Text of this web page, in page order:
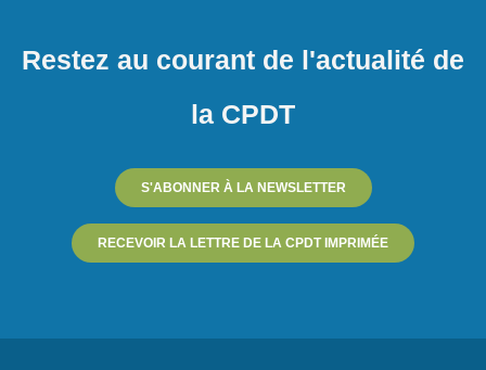
Restez au courant de l'actualité de
la CPDT
S'ABONNER À LA NEWSLETTER
RECEVOIR LA LETTRE DE LA CPDT IMPRIMÉE